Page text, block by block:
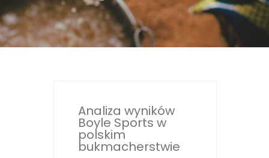
Analiza wyników
Boyle Sports w
polskim
bukmacherstwie